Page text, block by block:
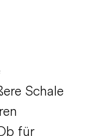
Schale
für